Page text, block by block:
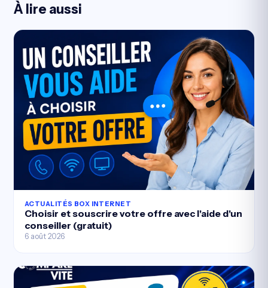
À lire aussi
ACTUALITÉS BOX INTERNET
Choisir et souscrire votre offre avec l'aide d'un
conseiller (gratuit)
6 août 2026